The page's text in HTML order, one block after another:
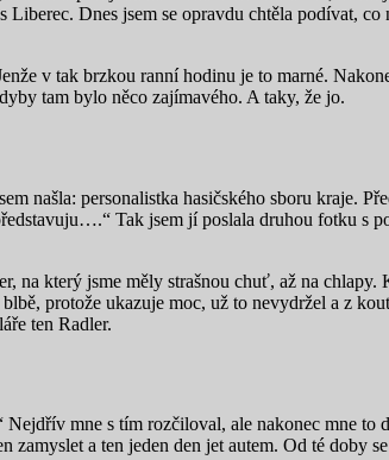
Dnes jsem se opravdu chtěla podívat,
v tak brzkou ranní hodinu je to marné.
tam bylo něco zajímavého. A taky, že jo.
našla: personalistka hasičského sboru kraje.
Tak jsem jí poslala druhou fotku s
na který jsme měly strašnou chuť, až na
protože ukazuje moc, už to nevydržel a z
ten Radler.
mne s tím rozčiloval, ale nakonec mne
a ten jeden den jet autem. Od té doby